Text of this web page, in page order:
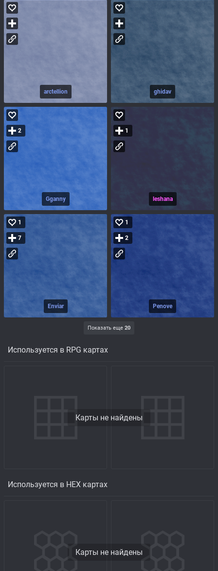
arctellion ghidav
Gganny
2
leshana
1
Enviar
1
7
Penove
1
2
Показать еще 20
Используется в RPG картах
Карты не найдены
Используется в HEX картах
Карты не найдены